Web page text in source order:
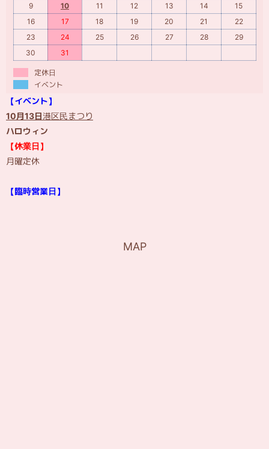
9
10 11 12 13 14
15
16
17 18 19 20 21
22
23
24 25 26 27 28
29
30
31
定休日
イベント
【イベント】
10月13日港区民まつり
ハロウィン
【休業日】
月曜定休
【臨時営業日】
MAP